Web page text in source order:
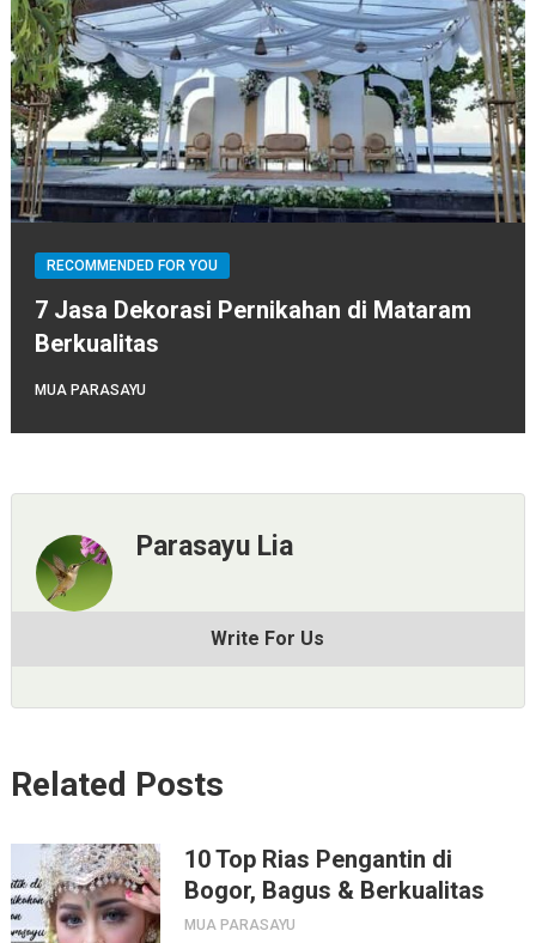
RECOMMENDED FOR YOU
7 Jasa Dekorasi Pernikahan di Mataram
Berkualitas
MUA PARASAYU
Parasayu Lia
Write For Us
Related Posts
10 Top Rias Pengantin di
Bogor, Bagus & Berkualitas
MUA PARASAYU